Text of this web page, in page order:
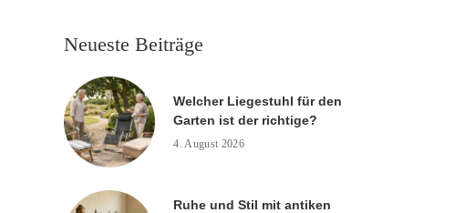
Neueste Beiträge
Welcher Liegestuhl für den
Garten ist der richtige?
4. August 2026
Ruhe und Stil mit antiken